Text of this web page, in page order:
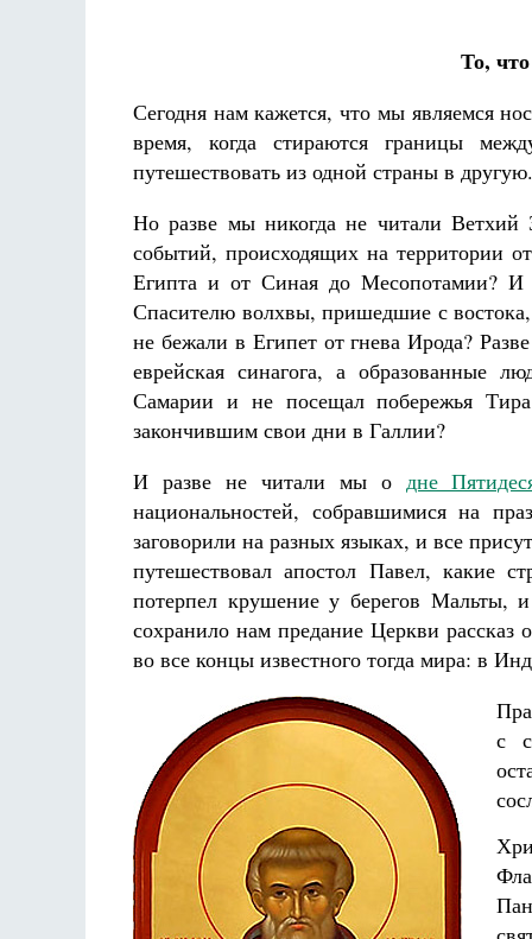
То,
Сегодня нам кажется, что мы являемся
время, когда стираются границы
путешествовать из одной страны в
Но разве мы никогда не читали Ветхий
событий, происходящих на территории
Египта и от Синая до Месопотамии? И
Спасителю волхвы, пришедшие с
не бежали в Египет от гнева Ирода?
еврейская синагога, а образованные
Самарии и не посещал побережья
закончившим свои дни в Галлии?
И разве не читали мы о дне
национальностей, собравшимися на
заговорили на разных языках, и все
путешествовал апостол Павел, какие
потерпел крушение у берегов Мальты,
сохранило нам предание Церкви рассказ
во все концы известного тогда мира: в
с